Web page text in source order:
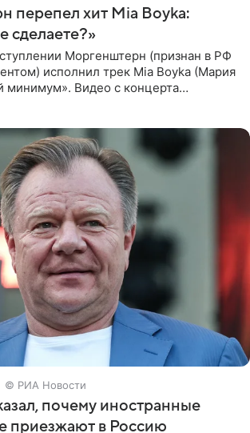
перепел хит Mia Boyka:
сделаете?»
Моргенштерн (признан в РФ
исполнил трек Mia Boyka (Мария
минимум». Видео с концерта
© РИА Новости
почему иностранные
приезжают в Россию